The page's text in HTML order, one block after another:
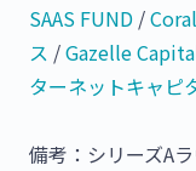
SAAS FUND /
ス /Gazelle
ターネットキャピ
備考：シリーズA